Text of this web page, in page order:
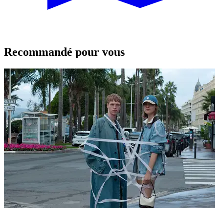
Recommandé pour vous